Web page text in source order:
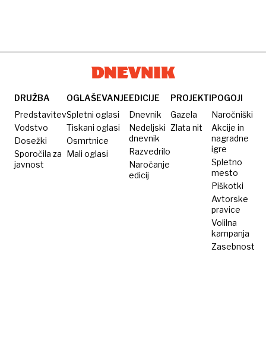
DRUŽBA
Predstavitev
Vodstvo
Dosežki
Sporočila za
javnost
OGLAŠEVANJE
Spletni oglasi
Tiskani oglasi
Osmrtnice
Mali oglasi
EDICIJE
Dnevnik
Nedeljski
dnevnik
Razvedrilo
Naročanje
edicij
PROJEKTI
Gazela
Zlata nit
POGOJI
Naročniški
Akcije in
nagradne
igre
Spletno
mesto
Piškotki
Avtorske
pravice
Volilna
kampanja
Zasebnost